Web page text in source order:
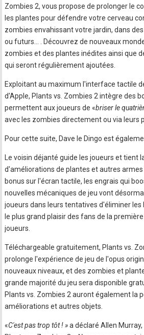
Zombies 2, vous propose de prolonger le
les plantes pour défendre votre cerveau
zombies envahissant votre jardin, dans
ou futurs… . Découvrez de nouveaux
zombies et des plantes inédites ainsi que
qui seront régulièrement ajoutées.
Exploitant au maximum l'interface tactile
d'Apple, Plants vs. Zombies 2 intègre des
permettent aux joueurs de «briser le
avec les zombies directement ou via leurs
Pour cette suite, Dave le Dingo est
Le voisin déjanté guide les joueurs et tient
d'améliorations de plantes et autres armes
bonus sur l'écran tactile, les engrais qui
nouvelles mécaniques de jeu vont
joueurs dans leurs tentatives d'éliminer
le plus grand plaisir des fans de la
joueurs.
Téléchargeable gratuitement, Plants vs.
prolonge l'expérience de jeu de l'opus
nouveaux niveaux, et des zombies et
grande majorité du jeu sera disponible
Plants vs. Zombies 2 auront également la
améliorations et autres objets.
«C'est pas trop tôt ! »a déclaré Allen